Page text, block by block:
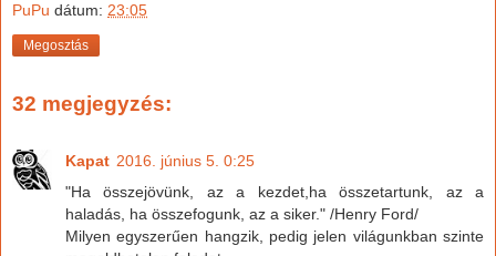
PuPu dátum: 23:05
Megosztás
32 megjegyzés:
Kapat 2016. június 5. 0:25
"Ha összejövünk, az a kezdet,ha összetartunk, az a
haladás, ha összefogunk, az a siker." /Henry Ford/
Milyen egyszerűen hangzik, pedig jelen világunkban szinte